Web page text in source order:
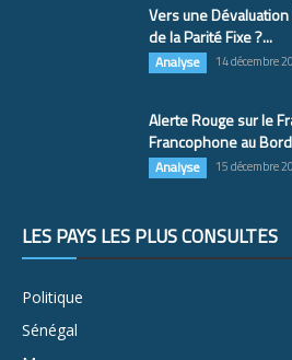
Vers une
de la Parité Fixe ?...
Analyse 14 décembre
Alerte Rouge sur le
Francophone au
Analyse 15 décembre
LES PAYS LES PLUS CONSULTÉS
Politique
Sénégal